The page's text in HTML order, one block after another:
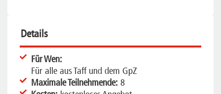
Details
Für Wen:
Für alle aus Taff und dem GpZ
Maximale Teilnehmende: 8